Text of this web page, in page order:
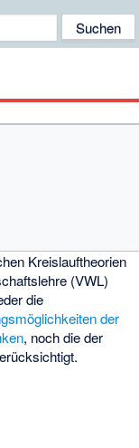
Kreislauftheorien
(VWL)
die
der
, noch die der